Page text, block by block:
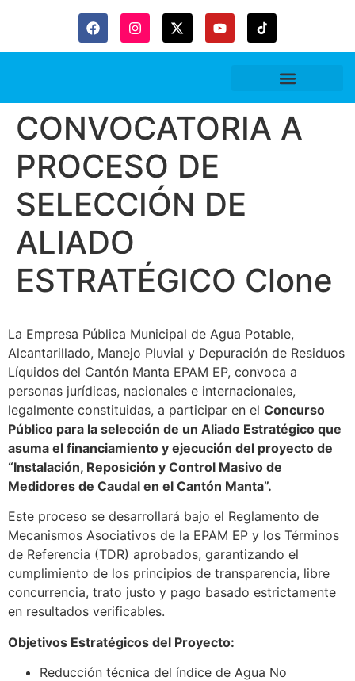
CONVOCATORIA A
PROCESO DE
SELECCIÓN DE
ALIADO
ESTRATÉGICO Clone
La Empresa Pública Municipal de Agua Potable,
Alcantarillado, Manejo Pluvial y Depuración de Residuos
Líquidos del Cantón Manta EPAM EP, convoca a
personas jurídicas, nacionales e internacionales,
legalmente constituidas, a participar en el Concurso
Público para la selección de un Aliado Estratégico que
asuma el financiamiento y ejecución del proyecto de
“Instalación, Reposición y Control Masivo de
Medidores de Caudal en el Cantón Manta”.
Este proceso se desarrollará bajo el Reglamento de
Mecanismos Asociativos de la EPAM EP y los Términos
de Referencia (TDR) aprobados, garantizando el
cumplimiento de los principios de transparencia, libre
concurrencia, trato justo y pago basado estrictamente
en resultados verificables.
Objetivos Estratégicos del Proyecto:
Reducción técnica del índice de Agua No